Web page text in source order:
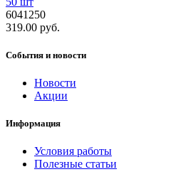
6041250
319.00 руб.
События и новости
Новости
Акции
Информация
Условия работы
Полезные статьи